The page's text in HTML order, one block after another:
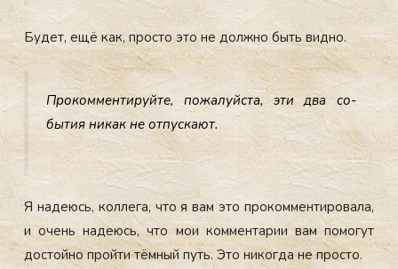
Бу­дет, ещё как, прос­то это не дол­жно быть вид­но.
Про­ком­менти­руй­те, по­жалуй­ста, эти два со­
бытия ни­как не от­пуска­ют.
Я на­де­юсь, кол­ле­га, что я вам это про­ком­менти­рова­ла,
и очень на­де­юсь, что мои ком­мента­рии вам по­могут
дос­той­но прой­ти тём­ный путь. Это ни­ког­да не прос­то.